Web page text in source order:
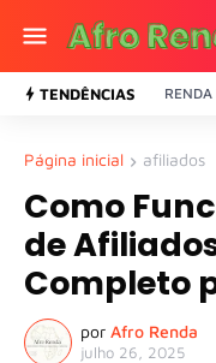
TENDÊNCIAS
Página inicial afiliados
Como
de
Completo
por Afro Renda
julho 26, 2025